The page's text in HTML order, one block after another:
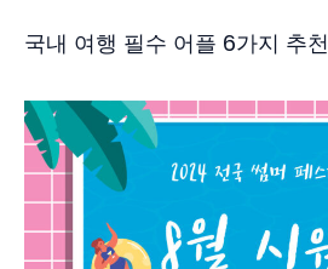
국내 여행 필수 어플 6가지 추천